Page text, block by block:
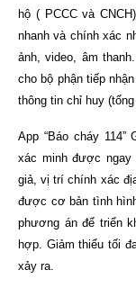
hộ ( PCCC và
nhanh và chính xác
ảnh, video, âm
cho bộ phận tiếp
thông tin chỉ huy (tổng
App “Báo cháy
xác minh được
giả, vị trí chính xác
được cơ bản tình
phương án để triển
hợp. Giảm thiểu tối
xảy ra.